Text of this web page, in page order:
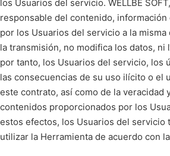
los Usuarios del servicio. WELLBE
responsable del contenido,
por los Usuarios del servicio a la
la transmisión, no modifica los datos, ni
por tanto, los Usuarios del servicio, los
las consecuencias de su uso ilícito o el
este contrato, así como de la veracidad
contenidos proporcionados por los
estos efectos, los Usuarios del servicio
utilizar la Herramienta de acuerdo con